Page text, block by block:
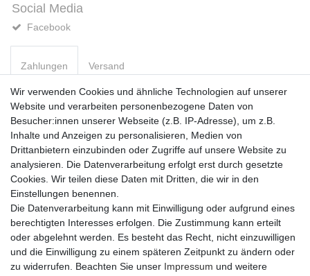
Social Media
Facebook
Zahlungen Versand
Vorkasse
PayPal
Sofortüberweisung
Kreditkarte
AmazonPay
Bar bei Abholung
Widerrufs­recht Widerrufs­formular Impressum
Wir verwenden Cookies und ähnliche Technologien auf unserer
Website und verarbeiten personenbezogene Daten von
Besucher:innen unserer Webseite (z.B. IP-Adresse), um z.B.
Inhalte und Anzeigen zu personalisieren, Medien von
Drittanbietern einzubinden oder Zugriffe auf unsere Website zu
analysieren. Die Datenverarbeitung erfolgt erst durch gesetzte
Cookies. Wir teilen diese Daten mit Dritten, die wir in den
Einstellungen benennen.
Die Datenverarbeitung kann mit Einwilligung oder aufgrund eines
berechtigten Interesses erfolgen. Die Zustimmung kann erteilt
oder abgelehnt werden. Es besteht das Recht, nicht einzuwilligen
und die Einwilligung zu einem späteren Zeitpunkt zu ändern oder
zu widerrufen. Beachten Sie unser Impressum und weitere